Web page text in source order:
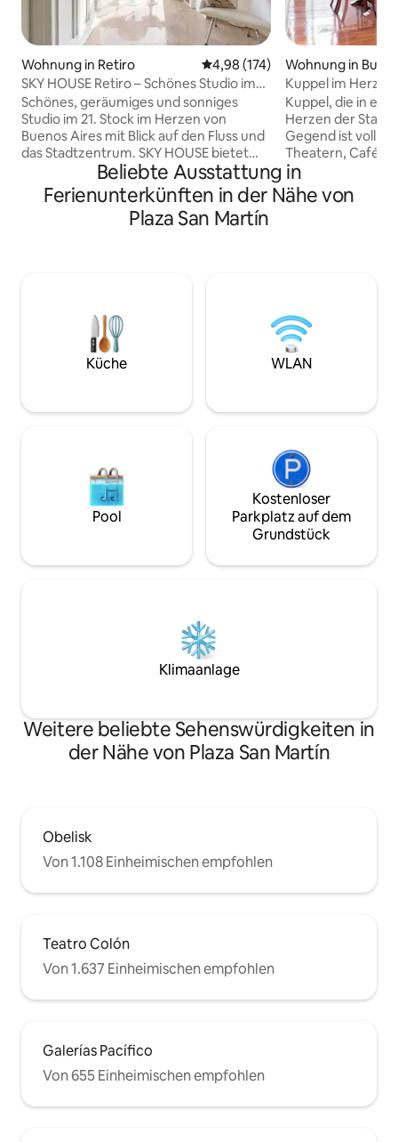
Wohnung in Retiro Durchschnittliche Bewertung:
4,98 (174)
SKY HOUSE Retiro – Schönes Studio im
21. Stock
Schönes, geräumiges und sonniges
Studio im 21. Stock im Herzen von
Buenos Aires mit Blick auf den Fluss und
das Stadtzentrum. SKY HOUSE bietet
alles, was du benötigst, um deinen
Besuch oder deine Geschäftsreise
unvergesslich zu machen! Die Wohnung
ist gemütlich eingerichtet und stilvoll
langen Tag in dieser pulsierenden Stadt
zu entspannen: Genieße einfach die
Aussicht und entspanne dich!
Wohnung in
Kuppel im
Kuppel, die in
Herzen der Stadt
Gegend ist voll
Theatern, Cafés
Nachtleben. Nur
berühmten
Block von der 9
deinen
Mit 2 Terrassen
Beliebte Ausstattung in
Ferienunterkünften in der Nähe von
Plaza San Martín
Küche WLAN
Pool
Kostenloser
Parkplatz auf dem
Grundstück
Klimaanlage
Weitere beliebte Sehenswürdigkeiten in
der Nähe von Plaza San Martín
Obelisk
Von 1.108 Einheimischen empfohlen
Teatro Colón
Von 1.637 Einheimischen empfohlen
Galerías Pacífico
Von 655 Einheimischen empfohlen